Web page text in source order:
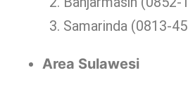
Samarinda (0813-
Area Sulawesi